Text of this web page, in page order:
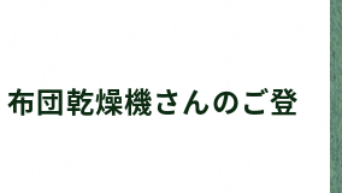
団乾燥機さんのご登